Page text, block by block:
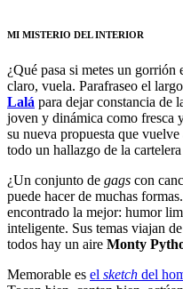
MI MISTERIO DEL INTERIOR
¿Qué pasa si metes un
claro, vuela. Parafraseo el
Lalá para dejar constancia de
joven y dinámica como fresca
su nueva propuesta que
todo un hallazgo de la cartelera
¿Un conjunto de gags con
puede hacer de muchas
encontrado la mejor: humor
inteligente. Sus temas viajan
todos hay un aire Monty
Memorable es el sketch del